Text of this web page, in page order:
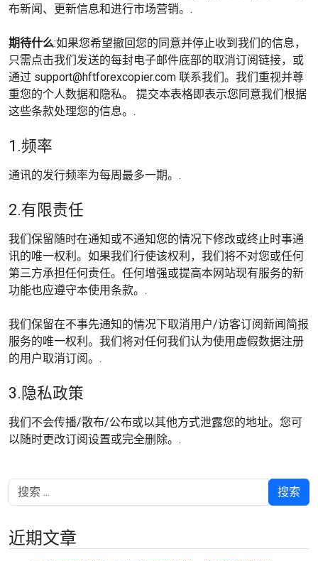
布新闻、更新信息和进行市场营销。.
期待什么:如果您希望撤回您的同意并停止收到我们的信息，
只需点击我们发送的每封电子邮件底部的取消订阅链接，或
通过 support@hftforexcopier.com 联系我们。我们重视并尊
重您的个人数据和隐私。 提交本表格即表示您同意我们根据
这些条款处理您的信息。.
1.频率
通讯的发行频率为每周最多一期。.
2.有限责任
我们保留随时在通知或不通知您的情况下修改或终止时事通
讯的唯一权利。如果我们行使该权利，我们将不对您或任何
第三方承担任何责任。任何增强或提高本网站现有服务的新
功能也应遵守本使用条款。.
我们保留在不事先通知的情况下取消用户/访客订阅新闻简报
服务的唯一权利。我们将对任何我们认为使用虚假数据注册
的用户取消订阅。.
3.隐私政策
我们不会传播/散布/公布或以其他方式泄露您的地址。您可
以随时更改订阅设置或完全删除。.
搜索
近期文章